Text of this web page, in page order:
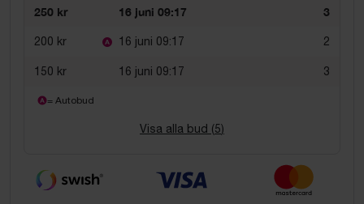
250 kr 16 juni 09:17 3
200 kr 16 juni 09:17 2
150 kr 16 juni 09:17 3
= Autobud
Visa alla bud (5)